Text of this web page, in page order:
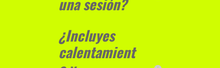
¿Incluyes
calentamient